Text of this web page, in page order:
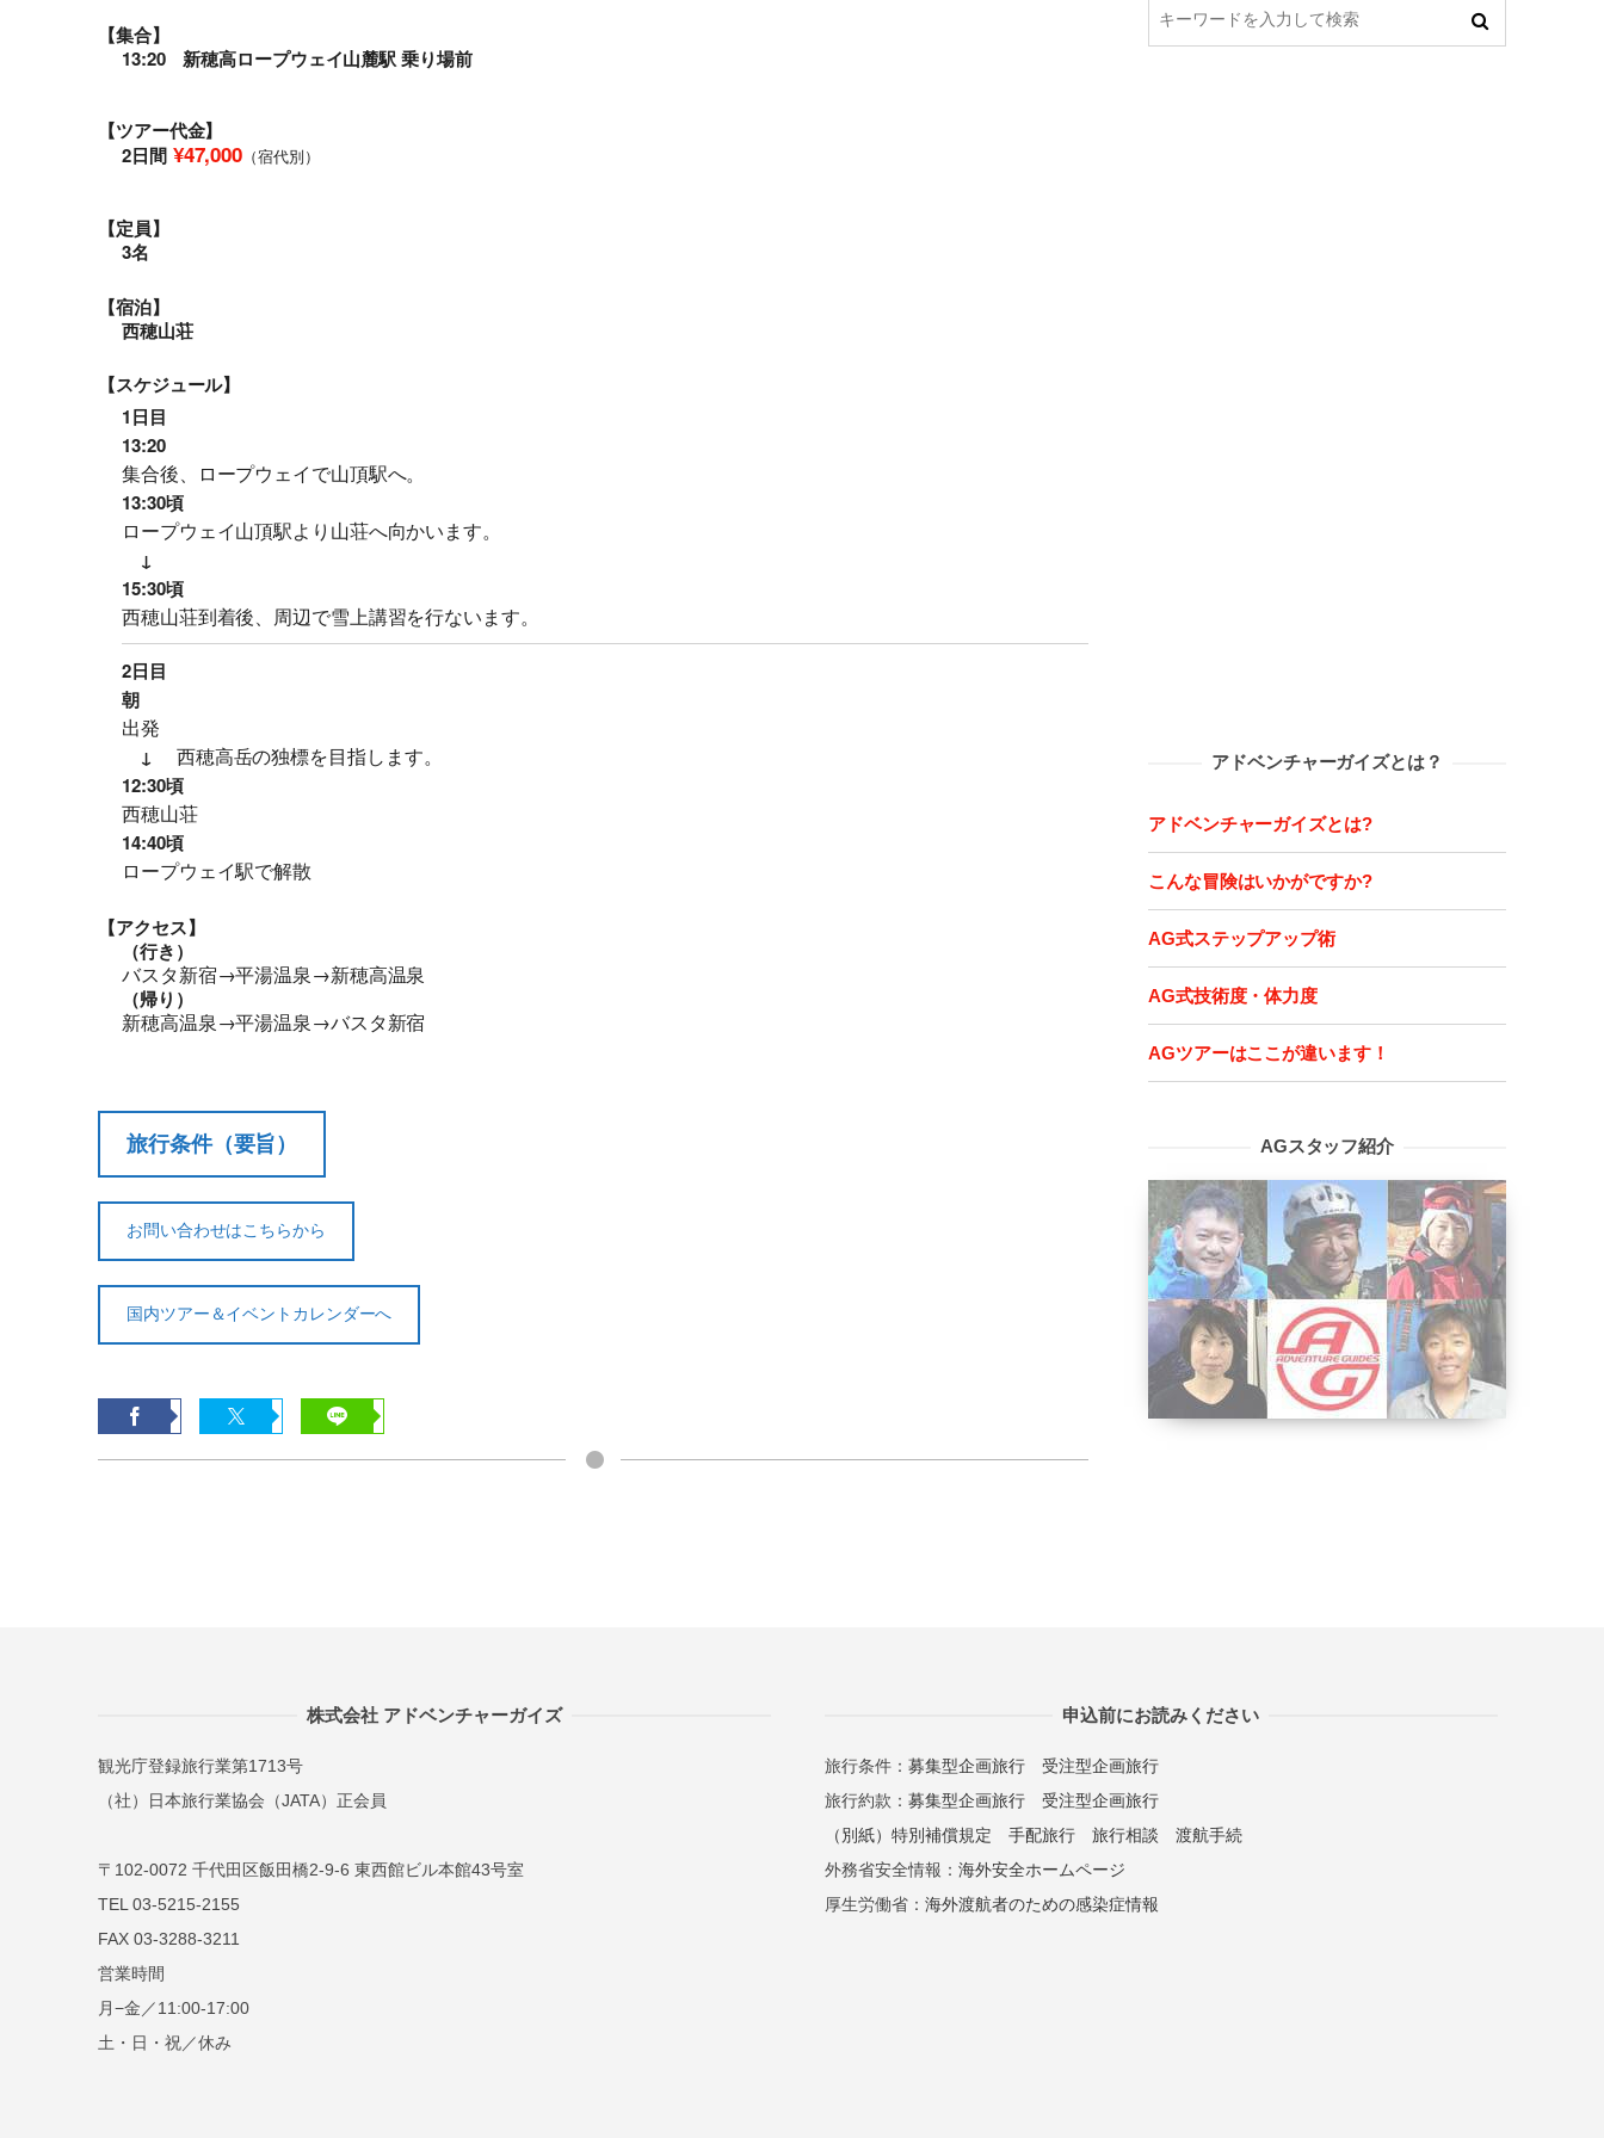
【集合】
13:20 新穂高ロープウェイ山麓駅 乗り場前
【ツアー代金】
2日間 ¥47,000 （宿代別）
【定員】
3名
【宿泊】
西穂山荘
【スケジュール】
1日目
13:20
集合後、ロープウェイで山頂駅へ。
13:30頃
ロープウェイ山頂駅より山荘へ向かいます。
↓
15:30頃
西穂山荘到着後、周辺で雪上講習を行ないます。
2日目
朝
出発
↓ 西穂高岳の独標を目指します。
12:30頃
西穂山荘
14:40頃
ロープウェイ駅で解散
【アクセス】
（行き）
バスタ新宿→平湯温泉→新穂高温泉
（帰り）
新穂高温泉→平湯温泉→バスタ新宿
旅行条件（要旨）
起算して
8日前まで 講習費の20% 講習費の20%
お問い合わせはこちらから
国内ツアー＆イベントカレンダーへ
アドベンチャーガイズとは？
アドベンチャーガイズとは?
こんな冒険はいかがですか?
AG式ステップアップ術
AG式技術度・体力度
AGツアーはここが違います！
AGスタッフ紹介
株式会社 アドベンチャーガイズ
観光庁登録旅行業第1713号
（社）日本旅行業協会（JATA）正会員
〒102-0072 千代田区飯田橋2-9-6 東西館ビル本館43号室
TEL 03-5215-2155
FAX 03-3288-3211
営業時間
月−金／11:00-17:00
土・日・祝／休み
申込前にお読みください
旅行条件： 募集型企画旅行
受注型企画旅行
旅行約款： 募集型企画旅行
受注型企画旅行
（別紙）特別補償規定
手配旅行 旅行相談
渡航手続
外務省安全情報： 海外安全ホームページ
厚生労働省： 海外渡航者のための感染症情報